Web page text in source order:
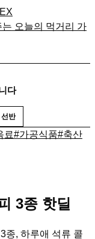
오늘의 먹거리 가
다
반
료#가공식품#축산
3종 핫딜
종, 하루애 석류 콜